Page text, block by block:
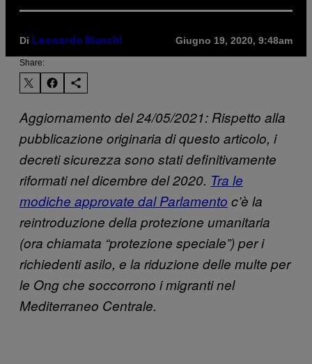
Di Leonardo Bianchi Giugno 19, 2020, 9:48am
Share:
Aggiornamento del 24/05/2021: Rispetto alla
pubblicazione originaria di questo articolo, i
decreti sicurezza sono stati definitivamente
riformati nel dicembre del 2020. Tra le
modiche approvate dal Parlamento c’è la
reintroduzione della protezione umanitaria
(ora chiamata “protezione speciale”) per i
richiedenti asilo, e la riduzione delle multe per
le Ong che soccorrono i migranti nel
Mediterraneo Centrale.